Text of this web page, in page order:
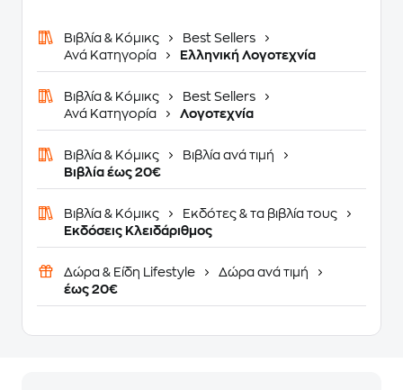
Βιβλία & Κόμικς
Best Sellers
Ανά Κατηγορία
Ελληνική Λογοτεχνία
Βιβλία & Κόμικς
Best Sellers
Ανά Κατηγορία
Λογοτεχνία
Βιβλία & Κόμικς
Βιβλία ανά τιμή
Βιβλία έως 20€
Βιβλία & Κόμικς
Εκδότες & τα βιβλία τους
Εκδόσεις Κλειδάριθμος
Δώρα & Είδη Lifestyle
Δώρα ανά τιμή
έως 20€